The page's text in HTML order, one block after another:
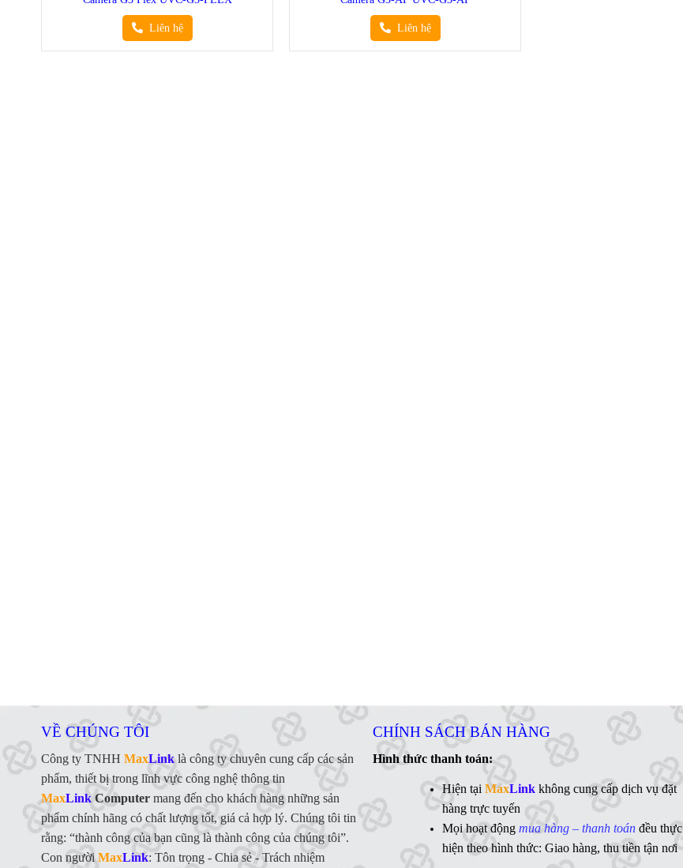
Liên hệ Liên hệ
VỀ CHÚNG TÔI
Công ty TNHH MaxLinklà công ty chuyên cung cấp các sản
phẩm, thiết bị trong lĩnh vực công nghệ thông tin
MaxLink Computer mang đến cho khách hàng những sản
phẩm chính hãng có chất lượng tốt, giá cả hợp lý. Chúng tôi tin
rằng: “thành công của bạn cũng là thành công của chúng tôi”.
Con ngườiMaxLink: Tôn trọng - Chia sẻ - Trách nhiệm
CHÍNH SÁCH BÁN HÀNG
Hình thức thanh toán:
Hiện tại MaxLink không cung cấp dịch vụ đặt
hàng trực tuyến
Mọi hoạt động mua hàng – thanh toán đều thực
hiện theo hình thức: Giao hàng, thu tiền tận nơi